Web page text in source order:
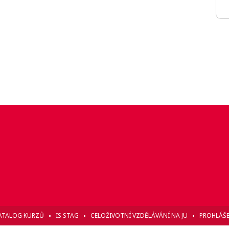
KURZŮ IS STAG CELOŽIVOTNÍ VZDĚLÁVÁNÍ NA JU